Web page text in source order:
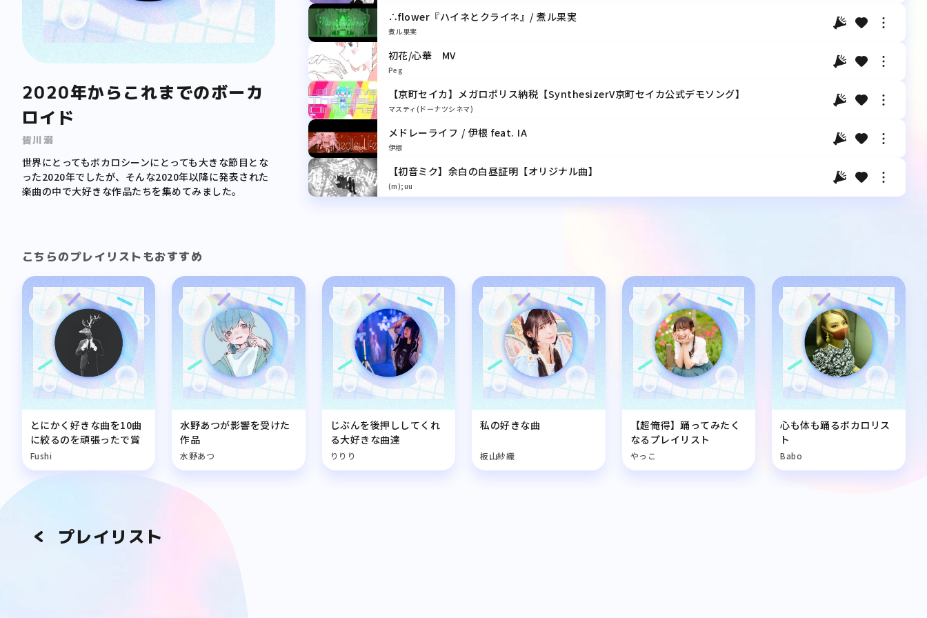
2020年からこれまでのボーカ
ロイド
皆川溺
世界にとってもボカロシーンにとっても大きな節目とな
った2020年でしたが、そんな2020年以降に発表された
楽曲の中で大好きな作品たちを集めてみました。
∴flower『ハイネとクライネ』/ 煮ル果実
煮ル果実
初花/心華 MV
Peg
【京町セイカ】メガロポリス納税【SynthesizerV京町セイカ公式デモソング】
マスティ(ドーナツシネマ)
メドレーライフ / 伊根 feat. IA
伊根
【初音ミク】余白の白昼証明【オリジナル曲】
(m);uu
こちらのプレイリストもおすすめ
とにかく好きな曲を10曲
に絞るのを頑張ったで賞
Fushi
水野あつが影響を受けた
作品
水野あつ
じぶんを後押ししてくれ
る大好きな曲達
りりり
私の好きな曲
板山紗織
【超俺得】踊ってみたく
なるプレイリスト
やっこ
心も体も踊るボカロリス
ト
Babo
プレイリスト